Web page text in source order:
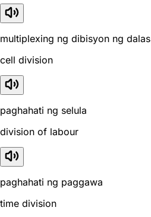
multiplexing ng dibisyon ng dalas
cell division
paghahati ng selula
division of labour
paghahati ng paggawa
time division